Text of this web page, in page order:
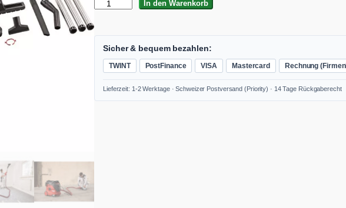
E
d
In den Warenkorb
Sicher & bequem bezahlen:
TWINT PostFinance VISA Mastercard Rechnung
Lieferzeit: 1-2 Werktage · Schweizer Postversand (Priority) · 14 Tage Rückgaberecht